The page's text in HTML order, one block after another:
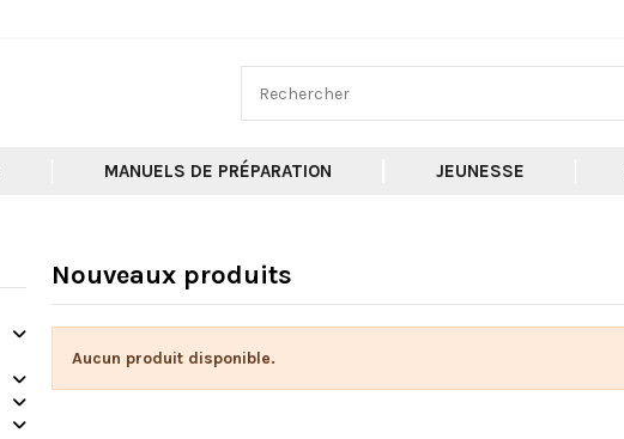
MANUELS DE PRÉPARATION JEUNESSE
Nouveaux produits
Aucun produit disponible.